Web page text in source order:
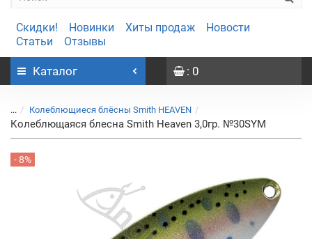
Скидки! Новинки Хиты продаж
Новости
Статьи
Отзывы
Каталог : 0
... Колеблющиеся блёсны Smith HEAVEN
Колеблющаяся блесна Smith Heaven 3,0гр. №30SYM
- 8%